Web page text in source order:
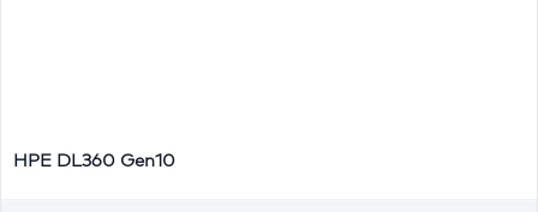
HPE DL360 Gen10